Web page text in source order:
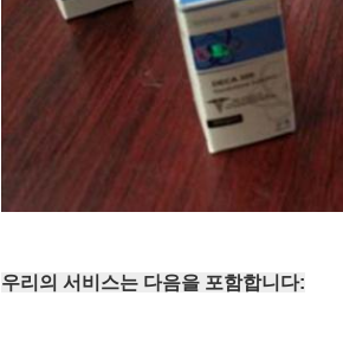
우리의 서비스는 다음을 포함합니다: